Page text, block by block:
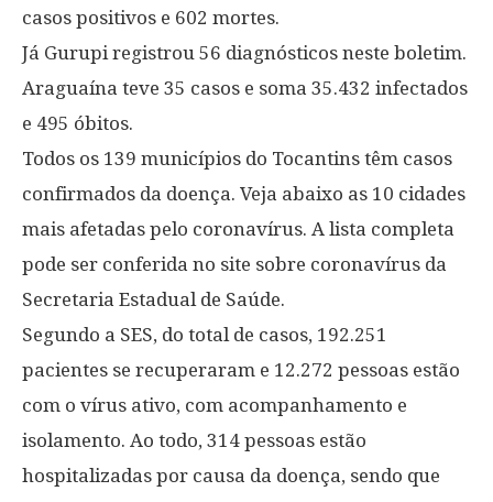
casos positivos e 602 mortes.
Já Gurupi registrou 56 diagnósticos neste boletim.
Araguaína teve 35 casos e soma 35.432 infectados
e 495 óbitos.
Todos os 139 municípios do Tocantins têm casos
confirmados da doença. Veja abaixo as 10 cidades
mais afetadas pelo coronavírus. A lista completa
pode ser conferida no site sobre coronavírus da
Secretaria Estadual de Saúde.
Segundo a SES, do total de casos, 192.251
pacientes se recuperaram e 12.272 pessoas estão
com o vírus ativo, com acompanhamento e
isolamento. Ao todo, 314 pessoas estão
hospitalizadas por causa da doença, sendo que